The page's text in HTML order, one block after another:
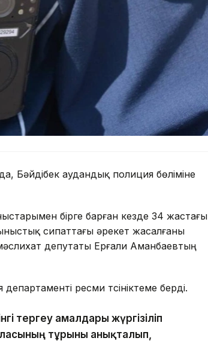
Бәйдібек аудандық полиция бөліміне
бірге барған кезде 34 жастағы
сипаттағы әрекет жасалғаны
депутаты Ерғали Аманбаевтың
ресми түсініктеме берді.
тергеу амалдары жүргізіліп
тұрғыны анықталып,